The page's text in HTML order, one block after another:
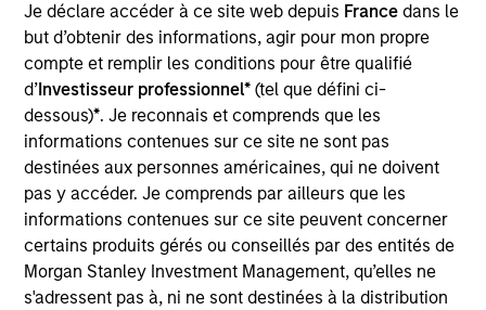
Je déclare accéder à ce site web depuis France dans le
but d’obtenir des informations, agir pour mon propre
compte et remplir les conditions pour être qualifié
d’Investisseur professionnel*(tel que défini ci-
dessous)*. Je reconnais et comprends que les
informations contenues sur ce site ne sont pas
destinées aux personnes américaines, qui ne doivent
pas y accéder. Je comprends par ailleurs que les
informations contenues sur ce site peuvent concerner
certains produits gérés ou conseillés par des entités de
Morgan Stanley Investment Management, qu’elles ne
s'adressent pas à, ni ne sont destinées à la distribution
Morgan Stanley Expansion Capital
Akhil Madan is an Investment Professional with
Morgan Stanley Expansion Capital. Prior to joining
Morgan Stanley, Akhil worked at BofA Securities
where he was an Investment Banking Analyst in
their Technology, Media, & Telecom group. He
received his BA in Economics from Northwestern
University.